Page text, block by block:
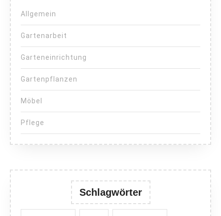
Allgemein
Gartenarbeit
Garteneinrichtung
Gartenpflanzen
Möbel
Pflege
Schlagwörter